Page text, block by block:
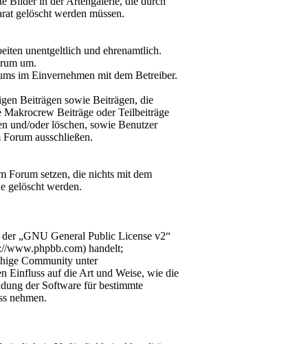
gelöscht werden müssen.
unentgeltlich und ehrenamtlich.
um.
im Einvernehmen mit dem Betreiber.
Beiträgen sowie Beiträgen, die
Makrocrew Beiträge oder Teilbeiträge
und/oder löschen, sowie Benutzer
ausschließen.
Forum setzen, die nichts mit dem
gelöscht werden.
„GNU General Public License v2“
www.phpbb.com) handelt;
Community unter
Einfluss auf die Art und Weise, wie die
der Software für bestimmte
nehmen.